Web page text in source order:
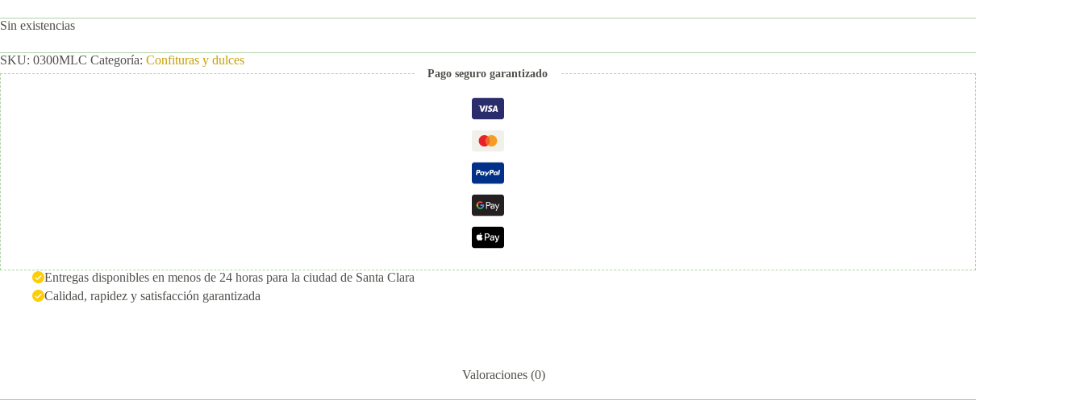
Sin existencias
SKU: 0300MLC Categoría: Confituras y dulces
Pago seguro garantizado
Entregas disponibles en menos de 24 horas para la ciudad de Santa Clara
Calidad, rapidez y satisfacción garantizada
Valoraciones (0)